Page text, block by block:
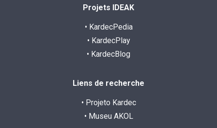
Projets IDEAK
• KardecPedia
• KardecPlay
• KardecBlog
Liens de recherche
• Projeto Kardec
• Museu AKOL